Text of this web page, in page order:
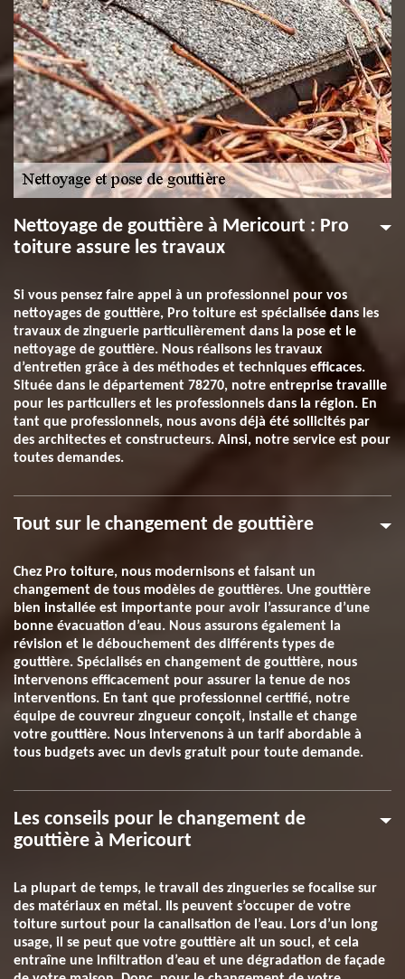
Nettoyage de gouttière à Mericourt : Pro
toiture assure les travaux
Si vous pensez faire appel à un professionnel pour vos
nettoyages de gouttière, Pro toiture est spécialisée dans les
travaux de zinguerie particulièrement dans la pose et le
nettoyage de gouttière. Nous réalisons les travaux
d’entretien grâce à des méthodes et techniques efficaces.
Située dans le département 78270, notre entreprise travaille
pour les particuliers et les professionnels dans la région. En
tant que professionnels, nous avons déjà été sollicités par
des architectes et constructeurs. Ainsi, notre service est pour
toutes demandes.
Tout sur le changement de gouttière
Chez Pro toiture, nous modernisons et faisant un
changement de tous modèles de gouttières. Une gouttière
bien installée est importante pour avoir l’assurance d’une
bonne évacuation d’eau. Nous assurons également la
révision et le débouchement des différents types de
gouttière. Spécialisés en changement de gouttière, nous
intervenons efficacement pour assurer la tenue de nos
interventions. En tant que professionnel certifié, notre
équipe de couvreur zingueur conçoit, installe et change
votre gouttière. Nous intervenons à un tarif abordable à
tous budgets avec un devis gratuit pour toute demande.
Les conseils pour le changement de
gouttière à Mericourt
La plupart de temps, le travail des zingueries se focalise sur
des matériaux en métal. Ils peuvent s’occuper de votre
toiture surtout pour la canalisation de l’eau. Lors d’un long
usage, il se peut que votre gouttière ait un souci, et cela
entraîne une infiltration d’eau et une dégradation de façade